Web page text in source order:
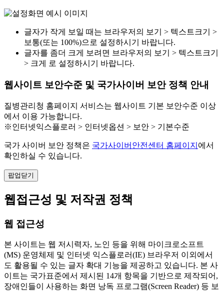
글자가 작게 보일 때는 브라우저의 보기 > 텍스트크기 >
보통(또는 100%)으로 설정하시기 바랍니다.
글자를 좀더 크게 보려면 브라우저의 보기 > 텍스트크기
> 크게 로 설정하시기 바랍니다.
웹사이트 보안수준 및 국가사이버 보안 정책 안내
질병관리청 홈페이지 서비스는 웹사이트 기본 보안수준 이상
에서 이용 가능합니다.
※인터넷익스플로러 > 인터넷옵션 > 보안 > 기본수준
국가 사이버 보안 정책은 국가사이버안전센터 홈페이지 에서
확인하실 수 있습니다.
팝업닫기
웹접근성 및 저작권 정책
웹 접근성
본 사이트는 웹 저시력자, 노인 등을 위해 마이크로소프트
(MS) 운영체제 및 인터넷 익스플로러(IE) 브라우저 이외에서
도 활용될 수 있는 글자 확대 기능을 제공하고 있습니다. 본 사
이트는 국가표준에서 제시된 14개 항목을 기반으로 제작되어,
장애인들이 사용하는 화면 낭독 프로그램(Screen Reader) 등 보